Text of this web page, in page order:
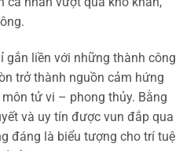
gắn liền với những thành công
trở thành nguồn cảm hứng
tử vi – phong thủy. Bằng
và uy tín được vun đắp qua
đáng là biểu tượng cho trí tuệ